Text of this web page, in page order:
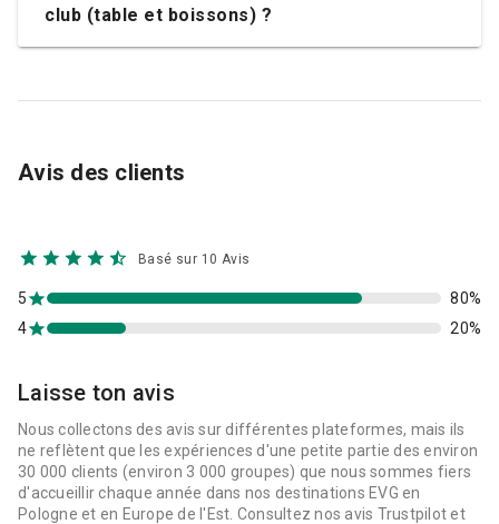
club (table et boissons) ?
Avis des clients
Basé sur 10 Avis
4 20%
5 80%
Laisse ton avis
Nous collectons des avis sur différentes plateformes, mais ils
ne reflètent que les expériences d'une petite partie des environ
30 000 clients (environ 3 000 groupes) que nous sommes fiers
d'accueillir chaque année dans nos destinations EVG en
Pologne et en Europe de l'Est. Consultez nos avis Trustpilot et